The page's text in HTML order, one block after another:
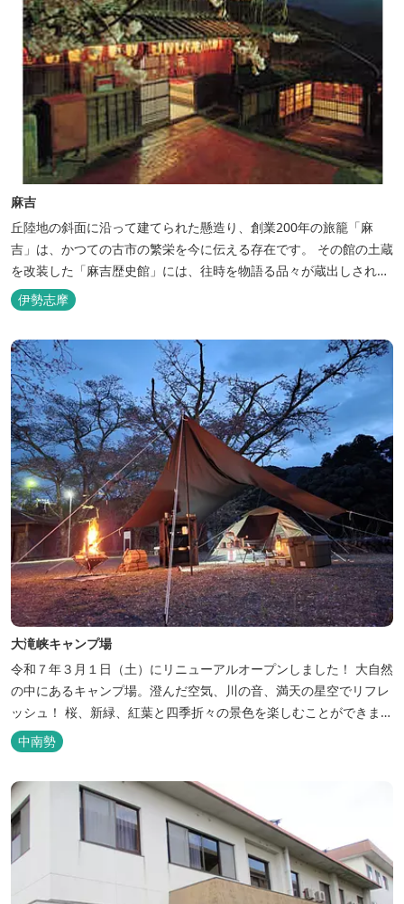
麻吉
丘陸地の斜面に沿って建てられた懸造り、創業200年の旅籠「麻
吉」は、かつての古市の繁栄を今に伝える存在です。 その館の土蔵
を改装した「麻吉歴史館」には、往時を物語る品々が蔵出しされ、
お伊勢参り華やかなりし頃へとお誘い致します。
伊勢志摩
大滝峡キャンプ場
令和７年３月１日（土）にリニューアルオープンしました！ 大自然
の中にあるキャンプ場。澄んだ空気、川の音、満天の星空でリフレ
ッシュ！ 桜、新緑、紅葉と四季折々の景色を楽しむことができま
す。 紀勢自動車道「大宮大台Ic」から車で約10分と好アクセス！
今年の営業は１２月１４日（日）までです！来年は３月１日（日）
ートテント...
中南勢